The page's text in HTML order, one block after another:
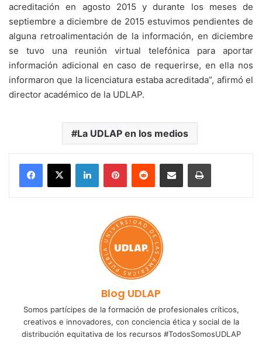
acreditación en agosto 2015 y durante los meses de
septiembre a diciembre de 2015 estuvimos pendientes de
alguna retroalimentación de la información, en diciembre
se tuvo una reunión virtual telefónica para aportar
información adicional en caso de requerirse, en ella nos
informaron que la licenciatura estaba acreditada”, afirmó el
director académico de la UDLAP.
La UDLAP en los medios
LinkedInPinterestReddit Share via Email Print
Blog UDLAP
Somos partícipes de la formación de profesionales críticos,
creativos e innovadores, con conciencia ética y social de la
distribución equitativa de los recursos #TodosSomosUDLAP